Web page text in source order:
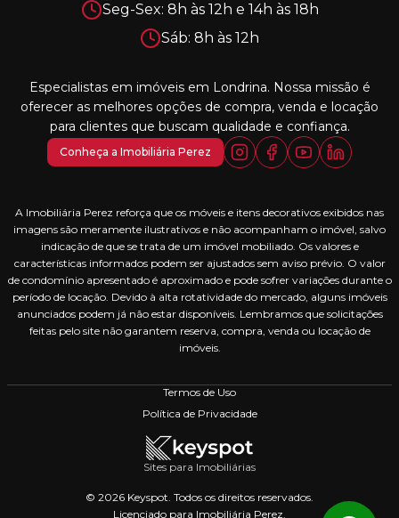
Seg-Sex: 8h às 12h e 14h às 18h
Sáb: 8h às 12h
Especialistas em imóveis em Londrina. Nossa missão é
oferecer as melhores opções de compra, venda e locação
para clientes que buscam qualidade e confiança.
Conheça a Imobiliária Perez
A Imobiliária Perez reforça que os móveis e itens decorativos exibidos nas
imagens são meramente ilustrativos e não acompanham o imóvel, salvo
indicação de que se trata de um imóvel mobiliado. Os valores e
características informados podem ser ajustados sem aviso prévio. O valor
de condomínio apresentado é aproximado e pode sofrer variações durante o
período de locação. Devido à alta rotatividade do mercado, alguns imóveis
anunciados podem já não estar disponíveis. Lembramos que solicitações
feitas pelo site não garantem reserva, compra, venda ou locação de
imóveis.
Termos de Uso
Política de Privacidade
Sites para Imobiliárias
© 2026 Keyspot. Todos os direitos reservados.
Licenciado para Imobiliária Perez.